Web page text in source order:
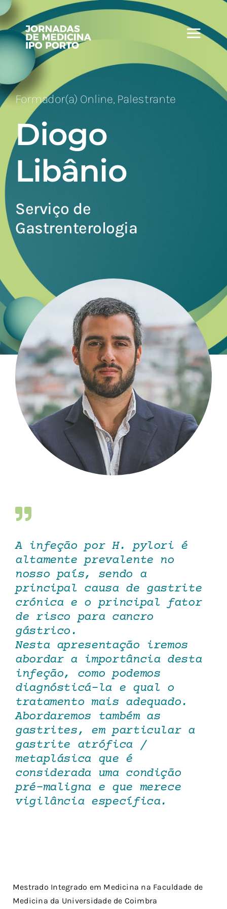
Skip
content
Formador(a) Online, Palestrante
Diogo
Libânio
Serviço de
Gastrenterologia
A infeção por H. pylori é
altamente prevalente no
nosso país, sendo a
principal causa de gastrite
crónica e o principal fator
de risco para cancro
gástrico.
Nesta apresentação iremos
abordar a importância desta
infeção, como podemos
diagnósticá-la e qual o
tratamento mais adequado.
Abordaremos também as
gastrites, em particular a
gastrite atrófica /
metaplásica que é
considerada uma condição
pré-maligna e que merece
vigilância específica.
Mestrado Integrado em Medicina na Faculdade de
Medicina da Universidade de Coimbra